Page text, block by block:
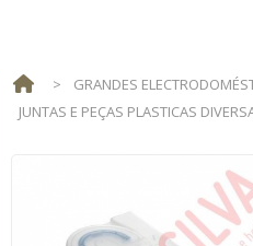
> GRANDES
JUNTAS E PEÇAS PLASTICAS